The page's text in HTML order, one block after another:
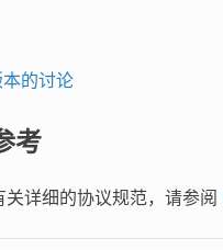
本的讨论
考
关详细的协议规范，请参阅